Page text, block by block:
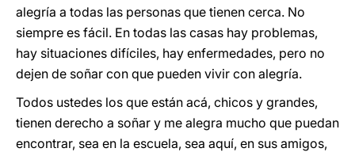
alegría a todas las personas que tienen cerca. No
siempre es fácil. En todas las casas hay problemas,
hay situaciones difíciles, hay enfermedades, pero no
dejen de soñar con que pueden vivir con alegría.
Todos ustedes los que están acá, chicos y grandes,
tienen derecho a soñar y me alegra mucho que puedan
encontrar, sea en la escuela, sea aquí, en sus amigos,